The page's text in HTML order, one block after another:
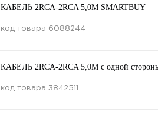
КАБЕЛЬ 2RCA-2RCA 5,0M SMARTBUY
код товара 6088244
КАБЕЛЬ 2RCA-2RCA 5,0M с одной
код товара 3842511